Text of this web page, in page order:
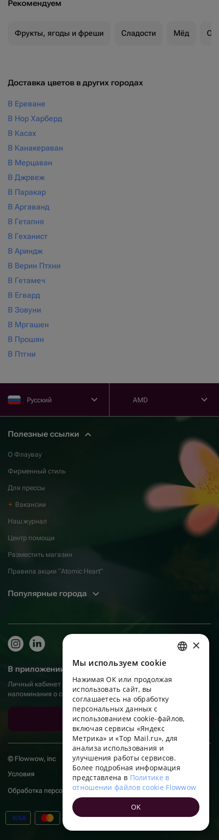
Рекомендуем
Фрукты, ягоды и фреши Сладости Мёд
Доставка цветов в других городах
В Ереване
В Нор Харберд
В Касах
В Канакераван
В Мерцаван
В Джрвеж
В Паракар
В Аргаванд
В Гетапня
В Геханист
В Ариндж
В Верин Птхни
В Гетамеч
В Егвард
В Зовуни
В Мргашен
В Прошян
В Птгни
Русский AMD
Полезные ссылки
О Флаувау
Фирменный стиль
Для прессы
Вакансии
Наш журнал
Центр помощи
Разместить магазин
Правила акции “Atomic Heart”
Популярные города
В приложении еще удобнее!
Личный кабинет получателя, больше бонусов за покупки и
напоминания о событиях
Скачать приложение
© Flowwow, inc
Условия
Обработка персональных данных
ENGLISH
UKRAINIAN
PORTUGUESE
FRENCH
TURKISH
POLISH
×
Мы используем сookie
Нажимая ОК или продолжая
использовать сайт, вы
соглашаетесь на обработку
персональных данных с
использованием cookie-файлов,
включая сервисы «Яндекс
Метрика» и «Top Mail.ru», для
анализа использования и
улучшения работы сервисов.
Более подробная информация
представлена в Политике в
отношении файлов cookie Flowwow
OK